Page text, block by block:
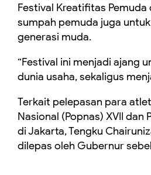
Festival Kreatifitas
sumpah pemuda juga
generasi muda.
“Festival ini menjadi ajang
dunia usaha, sekaligus
Terkait pelepasan para
Nasional (Popnas) XVII dan
di Jakarta, Tengku
dilepas oleh Gubernur